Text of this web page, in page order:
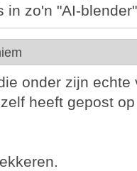
in zo'n "AI-
onder zijn echte
heeft gepost